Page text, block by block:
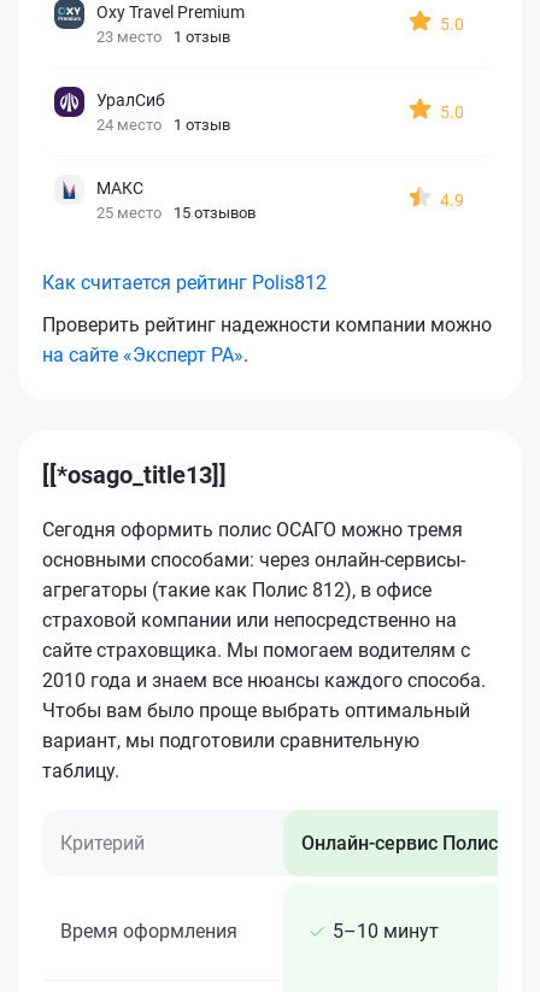
Oxy Travel Premium
23 место 1 отзыв
5.0
УралСиб
24 место 1 отзыв
5.0
МАКС
25 место 15 отзывов
4.9
Как считается рейтинг Polis812
Проверить рейтинг надежности компании можно
на сайте «Эксперт РА».
[[*osago_title13]]
Сегодня оформить полис ОСАГО можно тремя
основными способами: через онлайн-сервисы-
агрегаторы (такие как Полис 812), в офисе
страховой компании или непосредственно на
сайте страховщика. Мы помогаем водителям с
2010 года и знаем все нюансы каждого способа.
Чтобы вам было проще выбрать оптимальный
вариант, мы подготовили сравнительную
таблицу.
Критерий Онлайн-сервис Полис 812
Время оформления 5–10 минут